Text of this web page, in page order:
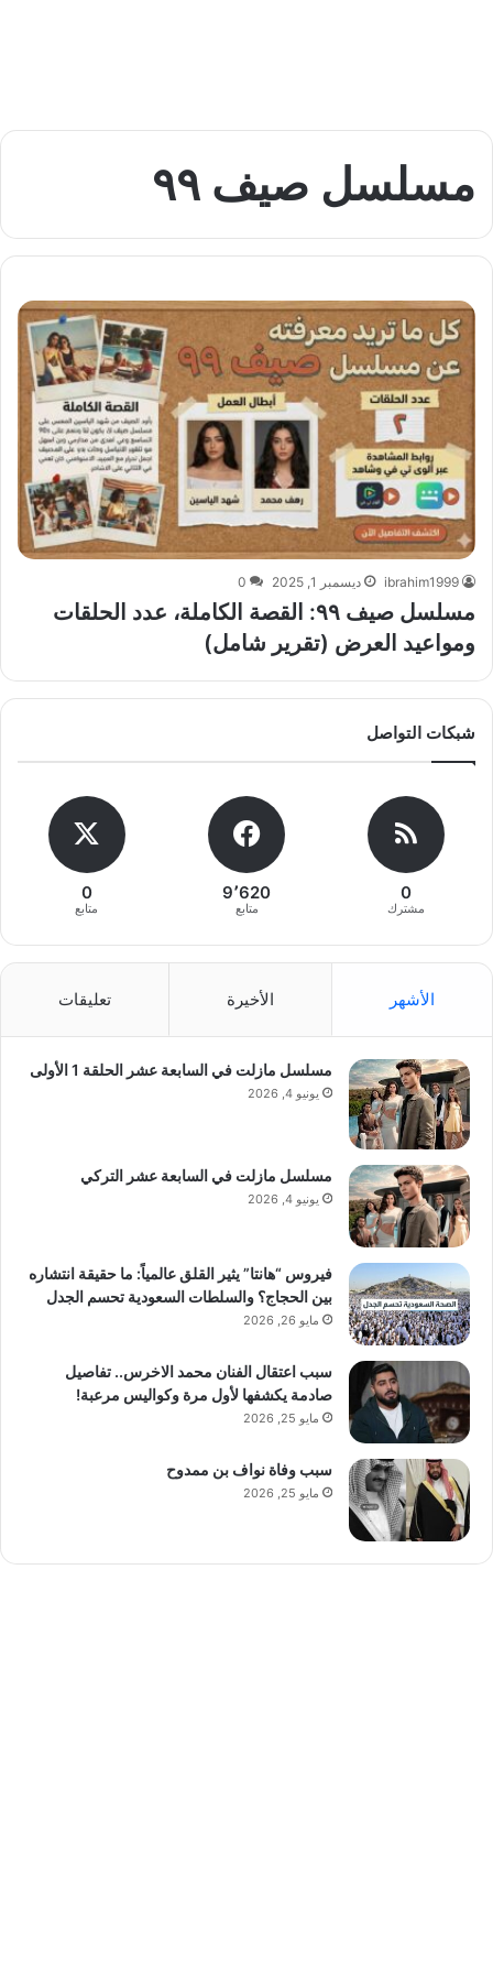
مسلسل صيف ٩٩
ibrahim1999 ديسمبر 1, 2025 0
مسلسل صيف ٩٩: القصة الكاملة، عدد الحلقات
ومواعيد العرض (تقرير شامل)
شبكات التواصل
0
مشترك
9٬620
متابع
0
متابع
الأشهر الأخيرة تعليقات
مسلسل مازلت في السابعة عشر الحلقة 1 الأولى
يونيو 4, 2026
مسلسل مازلت في السابعة عشر التركي
يونيو 4, 2026
فيروس “هانتا” يثير القلق عالمياً: ما حقيقة انتشاره
بين الحجاج؟ والسلطات السعودية تحسم الجدل
مايو 26, 2026
سبب اعتقال الفنان محمد الاخرس.. تفاصيل
صادمة يكشفها لأول مرة وكواليس مرعبة!
مايو 25, 2026
سبب وفاة نواف بن ممدوح
مايو 25, 2026